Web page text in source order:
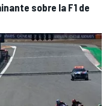
sobre la F1 de